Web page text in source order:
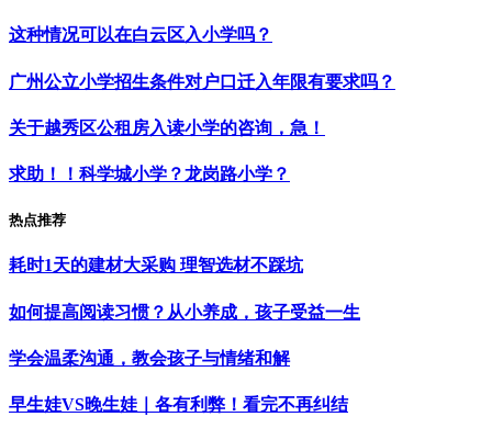
这种情况可以在白云区入小学吗？
广州公立小学招生条件对户口迁入年限有要求吗？
关于越秀区公租房入读小学的咨询，急！
求助！！科学城小学？龙岗路小学？
热点推荐
耗时1天的建材大采购 理智选材不踩坑
如何提高阅读习惯？从小养成，孩子受益一生
学会温柔沟通，教会孩子与情绪和解
早生娃VS晚生娃｜各有利弊！看完不再纠结